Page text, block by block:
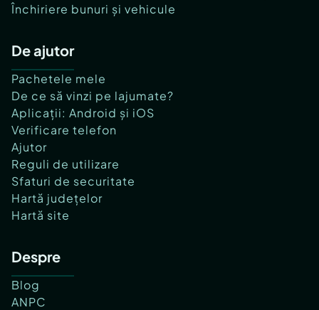
Închiriere bunuri și vehicule
De ajutor
Pachetele mele
De ce să vinzi pe lajumate?
Aplicații: Android și iOS
Verificare telefon
Ajutor
Reguli de utilizare
Sfaturi de securitate
Hartă județelor
Hartă site
Despre
Blog
ANPC